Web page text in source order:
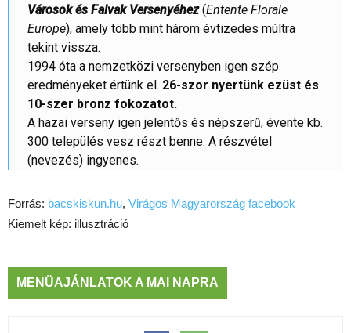
Városok és Falvak Versenyéhez(Entente Florale
Europe), amely több mint három évtizedes múltra
tekint vissza.
1994 óta a nemzetközi versenyben igen szép
eredményeket értünk el. 26-szor nyertünk ezüst és
10-szer bronz fokozatot.
A hazai verseny igen jelentős és népszerű, évente kb.
300 település vesz részt benne. A részvétel
(nevezés) ingyenes.
Forrás: bacskiskun.hu, Virágos Magyarország facebook
Kiemelt kép: illusztráció
MENÜAJÁNLATOK A MAI NAPRA